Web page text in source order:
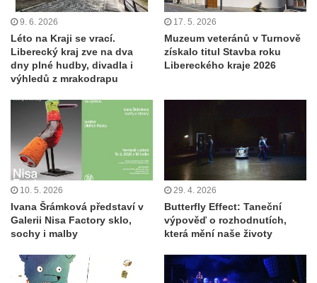
9. 6. 2026
Léto na Kraji se vrací.
Liberecký kraj zve na dva
dny plné hudby, divadla i
výhledů z mrakodrapu
17. 5. 2026
Muzeum veteránů v Turnově
získalo titul Stavba roku
Libereckého kraje 2026
10. 5. 2026
Ivana Šrámková představí v
Galerii Nisa Factory sklo,
sochy i malby
29. 4. 2026
Butterfly Effect: Taneční
výpověď o rozhodnutích,
která mění naše životy